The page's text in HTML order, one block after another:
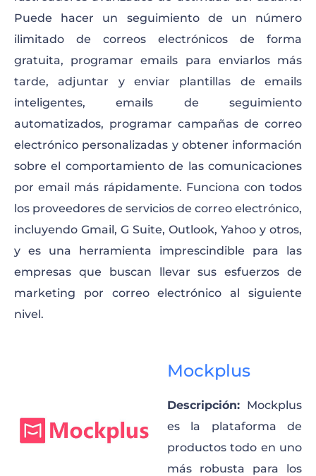
Puede hacer un seguimiento de un número
ilimitado de correos electrónicos de forma
gratuita, programar emails para enviarlos más
tarde, adjuntar y enviar plantillas de emails
inteligentes, emails de seguimiento
automatizados, programar campañas de correo
electrónico personalizadas y obtener información
sobre el comportamiento de las comunicaciones
por email más rápidamente. Funciona con todos
los proveedores de servicios de correo electrónico,
incluyendo Gmail, G Suite, Outlook, Yahoo y otros,
y es una herramienta imprescindible para las
empresas que buscan llevar sus esfuerzos de
marketing por correo electrónico al siguiente
nivel.
Mockplus
Descripción: Mockplus
es la plataforma de
productos todo en uno
más robusta para los